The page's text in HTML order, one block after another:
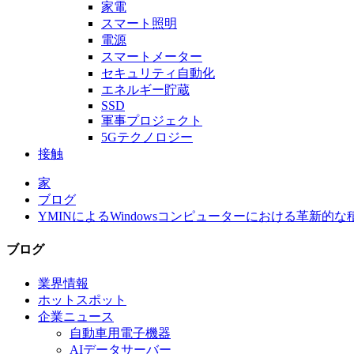
家電
スマート照明
電源
スマートメーター
セキュリティ自動化
エネルギー貯蔵
SSD
軍事プロジェクト
5Gテクノロジー
接触
家
ブログ
YMINによるWindowsコンピューターにおける革新的な
ブログ
業界情報
ホットスポット
企業ニュース
自動車用電子機器
AIデータサーバー